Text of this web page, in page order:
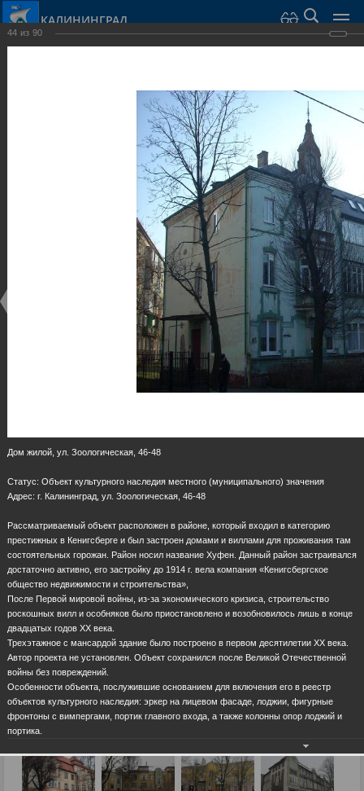
КАЛИНИНГРАД
44 из 90
Дом жилой, ул. Зоологическая, 46-48
Статус: Объект культурного наследия местного (муниципального) значения
Адрес: г. Калининград, ул. Зоологическая, 46-48
Рассматриваемый объект расположен в районе, который входил в категорию
престижных в Кенигсберге и был застроен домами и виллами для проживания там
состоятельных горожан. Район носил название Хуфен. Данный район застраивался
достаточно активно, его застройку до 1914 г. вела компания «Кенигсбергское
общество недвижимости и строительства»,
После Первой мировой войны, из-за экономического кризиса, строительство
роскошных вилл и особняков было приостановлено и возобновилось лишь в конце
двадцатых годов ХХ века.
Трехэтажное с мансардой здание было построено в первом десятилетии XX века.
Автор проекта не установлен. Объект сохранился после Великой Отечественной
войны без повреждений.
Особенности объекта, послужившие основанием для включения его в реестр
объектов культурного наследия: эркер на лицевом фасаде, лоджии, фигурные
фронтоны с вимпергами, портик главного входа, а также колонны опор лоджий и
портика.